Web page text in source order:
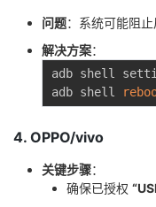
问题：系统可能阻止
解决方案：
adb shell
adb shell
4. OPPO/vivo
关键步骤：
确保已授权